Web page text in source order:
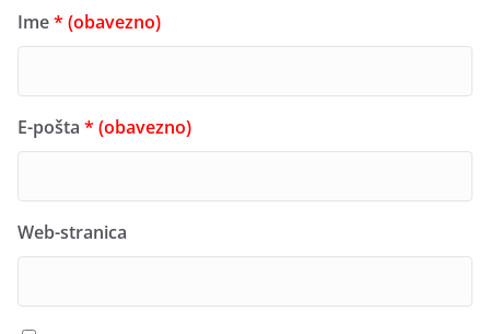
Ime* (obavezno)
E-pošta * (obavezno)
Web-stranica